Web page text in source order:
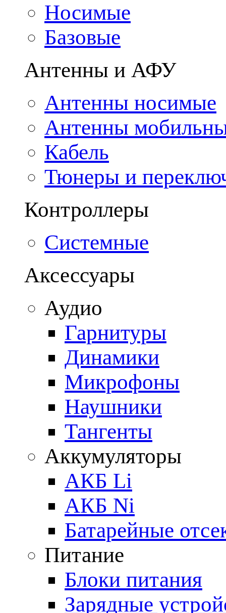
Носимые
Базовые
Антенны и АФУ
Антенны носимые
Антенны
Кабель
Тюнеры и
Контроллеры
Системные
Аксессуары
Аудио
Гарнитуры
Динамики
Микрофоны
Наушники
Тангенты
Аккумуляторы
АКБ Li
АКБ Ni
Батарейные
Питание
Блоки питания
Зарядные